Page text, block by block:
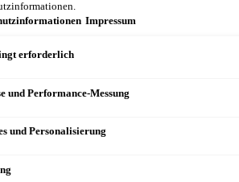
Impressum
erforderlich
und Performance-Messung
und Personalisierung